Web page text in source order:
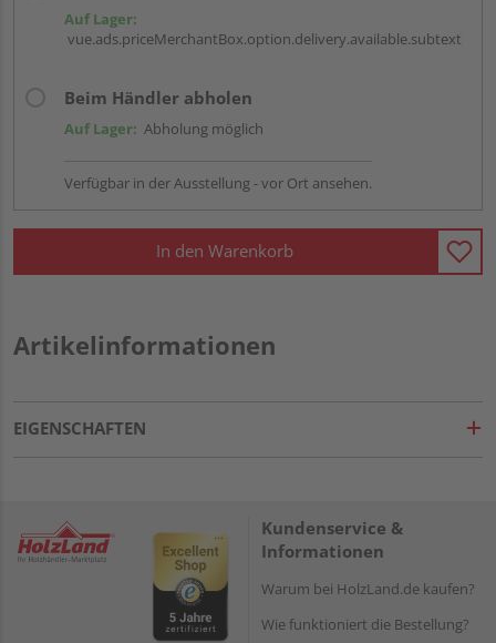
Auf Lager:
vue.ads.priceMerchantBox.option.delivery.available.subtext
Beim Händler abholen
Auf Lager: Abholung möglich
Verfügbar in der Ausstellung - vor Ort ansehen.
In den Warenkorb
Artikelinformationen
EIGENSCHAFTEN
Kundenservice &
Informationen
Warum bei HolzLand.de kaufen?
Wie funktioniert die Bestellung?